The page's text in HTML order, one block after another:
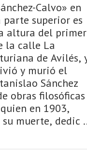
Calvo» en
parte superior es
altura del primer
la calle La
de Avilés,
y murió el
Sánchez
obras filosóficas
en 1903,
su muerte, dedic